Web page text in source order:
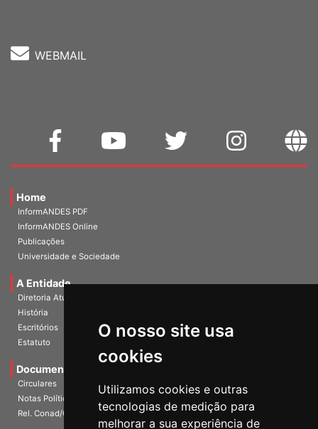
O nosso site usa
cookies
Utilizamos cookies e outras
tecnologias de medição para
melhorar a sua experiência de
WEBMAIL
Home
InformANDES PDF
InformANDES Online
Publicações
Universidade e Sociedade
A Entidade
Diretoria Atual
História
Escritórios
Estatuto
Documentos
Circulares
Notas Políticas
Rel. Conad/Congresso